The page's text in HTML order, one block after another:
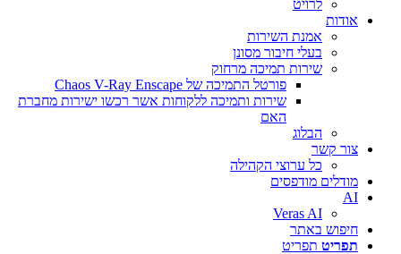
לרויט
אודות
אמנת השירות
בעלי חיבור מסונן
שירות תמיכה מרחוק
פורטל התמיכה של Chaos V-Ray Enscape
שירות ותמיכה ללקוחות אשר רכשו ישירות מחברת
האם
הבלוג
צור קשר
כל ערוצי הקהילה
מודלים מודפסים
AI
Veras AI
חיפוש באתר
תפריט תפריט